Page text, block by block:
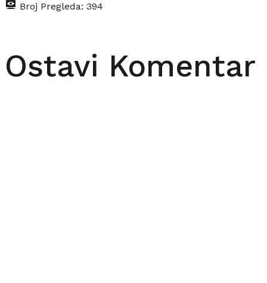
Broj Pregleda: 394
Ostavi Komentar